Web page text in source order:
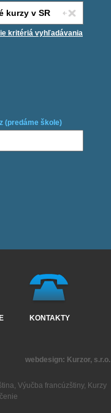
kritériá vyhľadávania
(predáme škole)
KONTAKTY
webdesign: Kurzor, s.r.o.
, Výučba francúzštiny, Kurzy